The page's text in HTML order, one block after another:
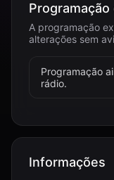
Programação
A programação
alterações sem
Programação
rádio.
Informações